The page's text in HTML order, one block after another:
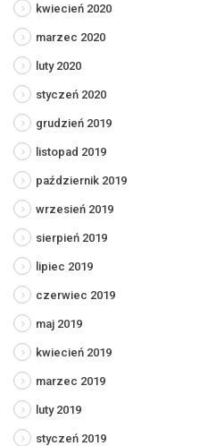
kwiecień 2020
marzec 2020
luty 2020
styczeń 2020
grudzień 2019
listopad 2019
październik 2019
wrzesień 2019
sierpień 2019
lipiec 2019
czerwiec 2019
maj 2019
kwiecień 2019
marzec 2019
luty 2019
styczeń 2019